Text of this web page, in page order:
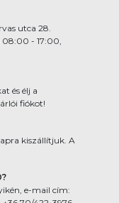
utca 28.
- 17:00,
és élj a
fiókot!
kiszállítjuk. A
e-mail cím: